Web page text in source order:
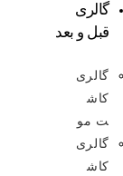
گالری
قبل و بعد
گالری
کاش
ت مو
گالری
کاش